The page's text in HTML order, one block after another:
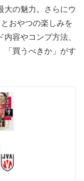
大の魅力。さらにウ
おやつの楽しみを
容やコンプ方法、
「買うべきか」がす